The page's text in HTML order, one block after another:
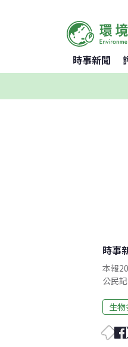
時事新聞
時事
本報
公民
生物